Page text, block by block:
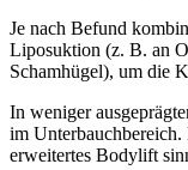
Je nach Befund
Liposuktion (z. B. an
Schamhügel), um die
In weniger
im Unterbauchbereich.
erweitertes Bodylift